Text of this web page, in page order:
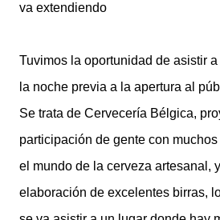
va extendiendo
Tuvimos la oportunidad de asistir
la noche previa a la apertura al
Se trata de Cervecería Bélgica,
participación de gente con
el mundo de la cerveza artesanal,
elaboración de excelentes birras,